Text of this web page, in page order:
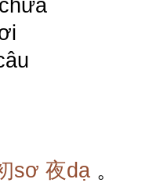
sơ 夜dạ 。